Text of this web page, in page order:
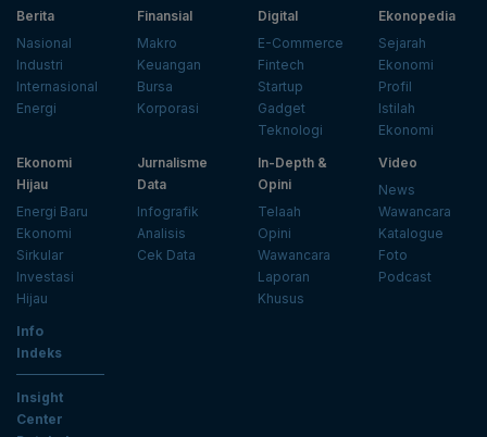
Berita
Nasional
Industri
Internasional
Energi
Finansial
Makro
Keuangan
Bursa
Korporasi
Digital
E-Commerce
Fintech
Startup
Gadget
Teknologi
Ekonopedia
Sejarah
Ekonomi
Profil
Istilah
Ekonomi
Ekonomi
Hijau
Energi Baru
Ekonomi
Sirkular
Investasi
Hijau
Jurnalisme
Data
Infografik
Analisis
Cek Data
In-Depth &
Opini
Telaah
Opini
Wawancara
Laporan
Khusus
Video
News
Wawancara
Katalogue
Foto
Podcast
Info
Indeks
Insight
Center